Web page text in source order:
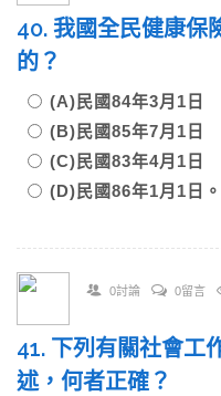
40. 我國全民健康保
的？
(A)民國84年3月1日
(B)民國85年7月1日
(C)民國83年4月1日
(D)民國86年1月1日。
0討論 0留言
41. 下列有關社會工
述，何者正確？